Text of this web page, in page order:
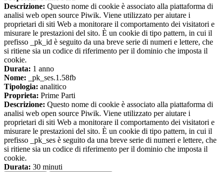
Descrizione: Questo nome di cookie è associato alla piattaforma di
analisi web open source Piwik. Viene utilizzato per aiutare i
proprietari di siti Web a monitorare il comportamento dei visitatori e
misurare le prestazioni del sito. È un cookie di tipo pattern, in cui il
prefisso _pk_id è seguito da una breve serie di numeri e lettere, che
si ritiene sia un codice di riferimento per il dominio che imposta il
cookie.
Durata: 1 anno
Nome: _pk_ses.1.58fb
Tipologia: analitico
Proprieta: Prime Parti
Descrizione: Questo nome di cookie è associato alla piattaforma di
analisi web open source Piwik. Viene utilizzato per aiutare i
proprietari di siti Web a monitorare il comportamento dei visitatori e
misurare le prestazioni del sito. È un cookie di tipo pattern, in cui il
prefisso _pk_ses è seguito da una breve serie di numeri e lettere, che
si ritiene sia un codice di riferimento per il dominio che imposta il
cookie.
Durata: 30 minuti